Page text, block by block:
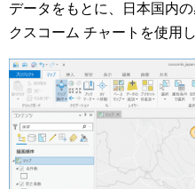
データをもとに、日本国内
クスコーム チャートを使用